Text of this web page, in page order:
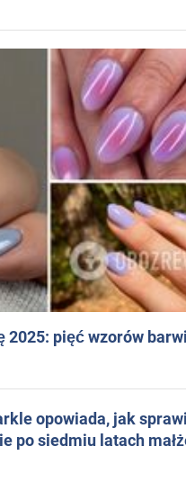
2025: pięć wzorów
opowiada, jak
po siedmiu latach